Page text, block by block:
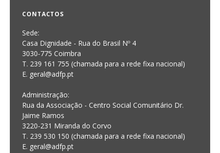
CONTACTOS
Sede:
Casa Dignidade - Rua do Brasil Nº 4
3030-775 Coimbra
T. 239 161 755 (chamada para a rede fixa nacional)
E. geral@adfp.pt
Administração:
Rua da Associação - Centro Social Comunitário Dr.
Jaime Ramos
3220-231 Miranda do Corvo
T. 239 530 150 (chamada para a rede fixa nacional)
E. geral@adfp.pt